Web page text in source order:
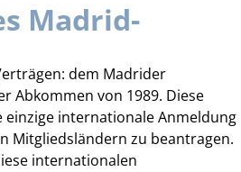
Madrid-
dem Madrider
Abkommen von 1989. Diese
internationale Anmeldung
Mitgliedsländern zu beantragen.
internationalen